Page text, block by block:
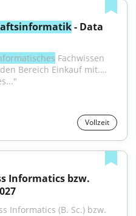
- Data
Fachwissen
Bereich Einkauf mit.…
Vollzeit
Informatics (B. Sc.) bzw.